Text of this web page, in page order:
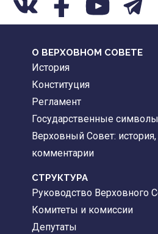
О ВЕРХОВНОМ СОВЕТЕ
История
Конституция
Регламент
Государственные символы
Верховный Совет:
комментарии
CТРУКТУРА
Руководство Верховного
Комитеты и комиссии
Депутаты